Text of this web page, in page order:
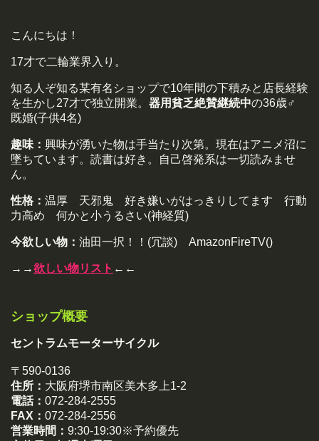
こんにちは！
17才で二輪業界入り。
知る人ぞ知る某有名ショップで10年間の下積みと店長経験
を生かし27才で独立開業。 器用貧乏絶賛継続中の36歳♂
既婚(子供4名)
趣味： 興味が湧いた物は手当たり次第。現在はアニメ沼に
墜ちています。読書は好き。自己啓発系は一切読みませ
ん。
性格： 温厚 天邪鬼 好き嫌いがはっきりしてます 行動
力高め 何かと小うるさい(神経質)
今欲しい物： 油田一択！！(冗談) AmazonFireTV()
→→欲しい物リスト ←←
ショップ概要
セントラムモーターサイクル
〒590-0136
住所： 大阪府堺市南区美木多上1-2
電話： 072-284-2555
FAX： 072-284-2556
営業時間： 9:30-19:30※予約優先